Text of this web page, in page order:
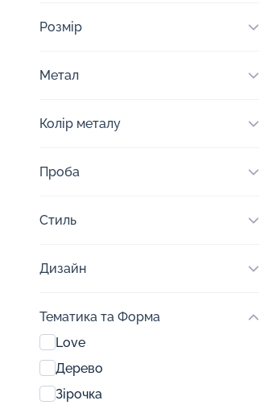
Розмір
Метал
Колір металу
Проба
Стиль
Дизайн
Тематика та Форма
Love
Дерево
Зірочка